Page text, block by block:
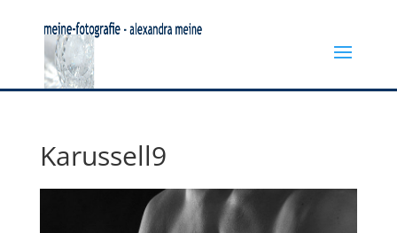
Karussell9